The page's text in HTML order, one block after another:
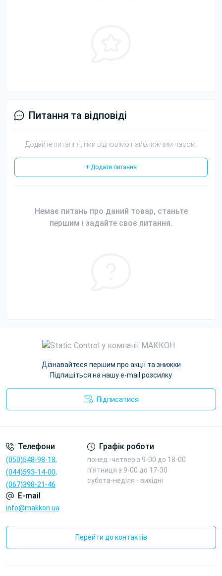
Питання та відповіді
Додайте питання, і ми відповімо найближчим часом.
+ Додати питання
Немає питань про даний товар, станьте
першим і задайте своє питання.
Дізнавайтеся першим про акції та знижки
Підпишіться на нашу e-mail розсилку
Підписатися
Телефони
(050)548-98-18,
(044)593-14-00,
(067)398-21-46
Графік роботи
понед.-четвер з 9-00 до 18-00
п'ятниця з 9-00 до 17-30
cубота-неділя - вихідні
E-mail
info@makkon.ua
Перейти до контактів